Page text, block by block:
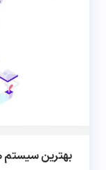
بهترین سیستم